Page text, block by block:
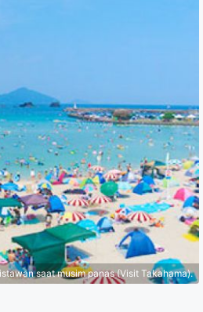
saat musim panas (Visit Takahama).